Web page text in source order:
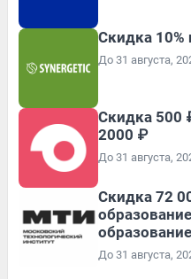
Скидка 10%
До 31 августа,
Скидка 500
2000 ₽
До 31 августа,
Скидка 72
До 31 августа,